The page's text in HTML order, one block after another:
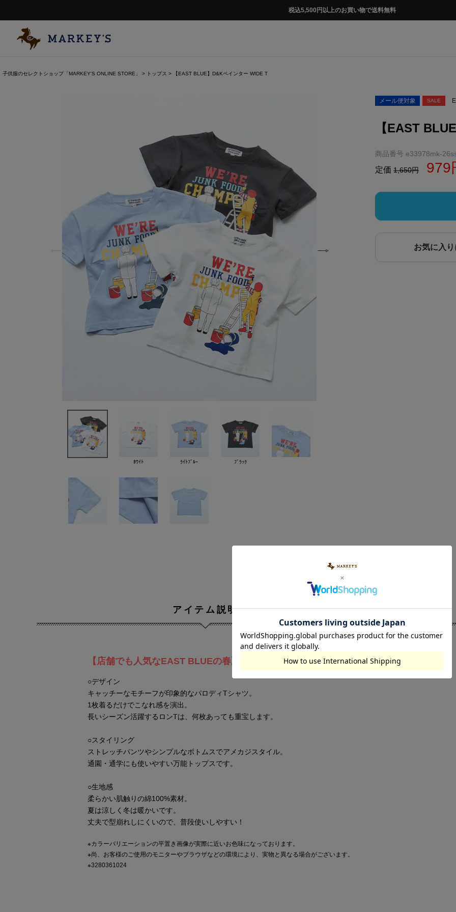
税込5,500円以上のお買い物で送料無料
子供服のセレクトショップ「MARKEY'S ONLINE STORE」 トップス 【EAST BLUE】D&Kペインター WIDE T
ﾎﾜｲﾄ ﾗｲﾄﾌﾞﾙｰ ﾌﾞﾗｯｸ
メール便対象 SALE
【EAST
商品番号 e33978mk-
定価 1,650 979
お気に入
アイテム説明 素材・サイズ
【店舗でも人気なEAST BLUEの春夏新作入荷！】
○デザイン
キャッチーなモチーフが印象的なパロディTシャツ。
1枚着るだけでこなれ感を演出。
長いシーズン活躍するロンTは、何枚あっても重宝します。
○スタイリング
ストレッチパンツやシンプルなボトムスでアメカジスタイル。
通園・通学にも使いやすい万能トップスです。
○生地感
柔らかい肌触りの綿100%素材。
夏は涼しく冬は暖かいです。
丈夫で型崩れしにくいので、普段使いしやすい！
※カラーバリエーションの平置き画像が実際に近いお色味になっております。
※尚、お客様のご使用のモニターやブラウザなどの環境により、実物と異なる場合がございます。
※3280361024